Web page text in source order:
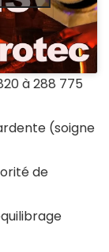
à 288 775
(soigne
de